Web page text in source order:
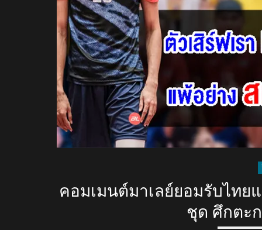
คอมเมนต์มาเลย์ยอมรับไทย
ชุด ศึกตะ